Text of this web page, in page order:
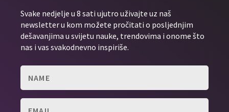
Svake nedjelje u 8 sati ujutro uživajte uz naš
newsletter u kom možete pročitati o posljednjim
dešavanjima u svijetu nauke, trendovima i onome što
nas i vas svakodnevno inspiriše.